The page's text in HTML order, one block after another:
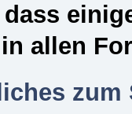
dass
allen
zum